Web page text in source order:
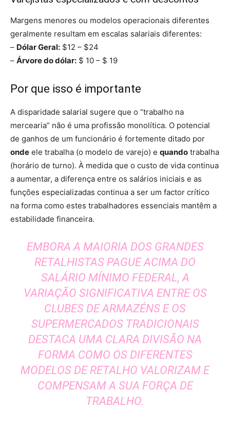
Margens menores ou modelos operacionais diferentes
geralmente resultam em escalas salariais diferentes:
– Dólar Geral: $12 – $24
– Árvore do dólar: $ 10 – $ 19
Por que isso é importante
A disparidade salarial sugere que o “trabalho na
mercearia” não é uma profissão monolítica. O potencial
de ganhos de um funcionário é fortemente ditado por
onde ele trabalha (o modelo de varejo) e quando trabalha
(horário de turno). À medida que o custo de vida continua
a aumentar, a diferença entre os salários iniciais e as
funções especializadas continua a ser um factor crítico
na forma como estes trabalhadores essenciais mantêm a
estabilidade financeira.
EMBORA A MAIORIA DOS GRANDES
RETALHISTAS PAGUE ACIMA DO
SALÁRIO MÍNIMO FEDERAL, A
VARIAÇÃO SIGNIFICATIVA ENTRE OS
CLUBES DE ARMAZÉNS E OS
SUPERMERCADOS TRADICIONAIS
DESTACA UMA CLARA DIVISÃO NA
FORMA COMO OS DIFERENTES
MODELOS DE RETALHO VALORIZAM E
COMPENSAM A SUA FORÇA DE
TRABALHO.